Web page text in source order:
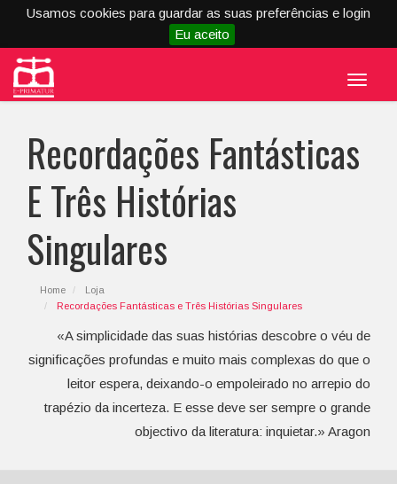
Usamos cookies para guardar as suas preferências e login
Eu aceito
Menu
Recordações Fantásticas
E Três Histórias
Singulares
Home
Loja
Recordações Fantásticas e Três Histórias Singulares
«A simplicidade das suas histórias descobre o véu de
significações profundas e muito mais complexas do que o
leitor espera, deixando-o empoleirado no arrepio do
trapézio da incerteza. E esse deve ser sempre o grande
objectivo da literatura: inquietar.» Aragon